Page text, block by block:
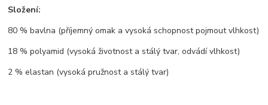
Složení:
80 % bavlna (příjemný omak a vysoká schopnost pojmout vlhkost)
18 % polyamid (vysoká životnost a stálý tvar, odvádí vlhkost)
2 % elastan (vysoká pružnost a stálý tvar)